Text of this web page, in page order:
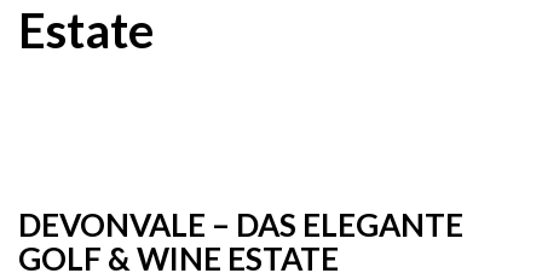
Estate
DEVONVALE – DAS ELEGANTE
GOLF & WINE ESTATE